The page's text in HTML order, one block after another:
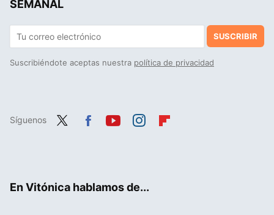
SEMANAL
SUSCRIBIR
Suscribiéndote aceptas nuestra política de privacidad
Síguenos
En Vitónica hablamos de...